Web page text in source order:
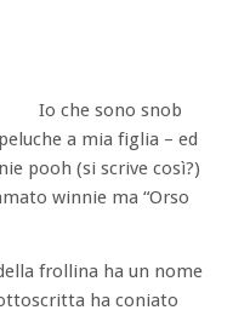
Io che sono snob
a mia figlia – ed
pooh (si scrive così?)
winnie ma “Orso
frollina ha un nome
ha coniato